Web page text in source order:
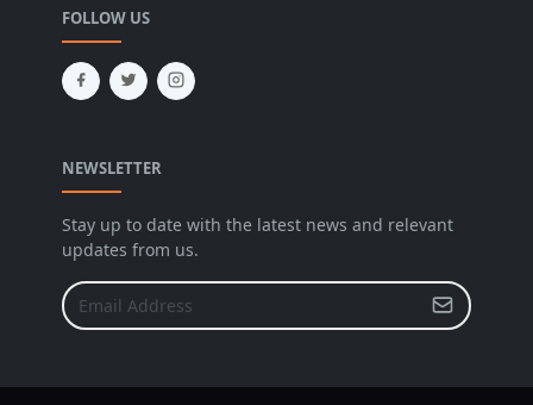
FOLLOW US
NEWSLETTER
Stay up to date with the latest news and relevant
updates from us.